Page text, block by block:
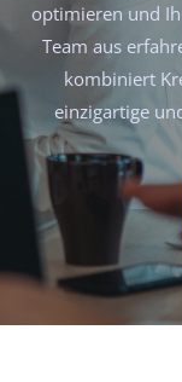
optimieren und
Team aus
kombiniert
einzigartige